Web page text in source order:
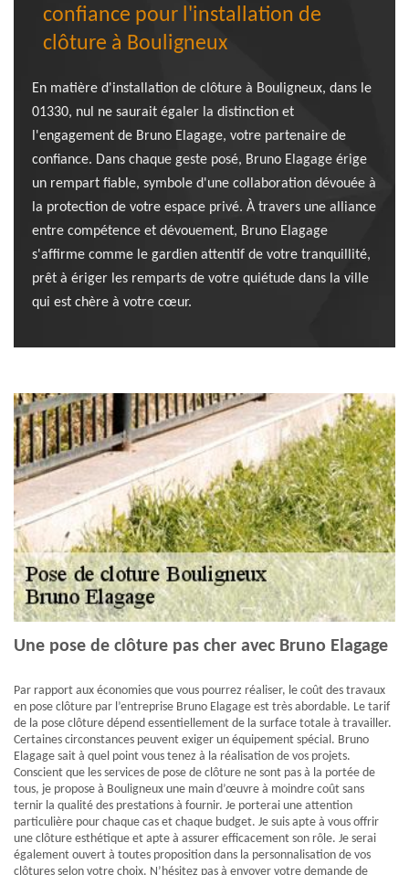
confiance pour l'installation de
clôture à Bouligneux
En matière d'installation de clôture à Bouligneux, dans le
01330, nul ne saurait égaler la distinction et
l'engagement de Bruno Elagage, votre partenaire de
confiance. Dans chaque geste posé, Bruno Elagage érige
un rempart fiable, symbole d'une collaboration dévouée à
la protection de votre espace privé. À travers une alliance
entre compétence et dévouement, Bruno Elagage
s'affirme comme le gardien attentif de votre tranquillité,
prêt à ériger les remparts de votre quiétude dans la ville
qui est chère à votre cœur.
Une pose de clôture pas cher avec Bruno Elagage
Par rapport aux économies que vous pourrez réaliser, le coût des travaux
en pose clôture par l’entreprise Bruno Elagage est très abordable. Le tarif
de la pose clôture dépend essentiellement de la surface totale à travailler.
Certaines circonstances peuvent exiger un équipement spécial. Bruno
Elagage sait à quel point vous tenez à la réalisation de vos projets.
Conscient que les services de pose de clôture ne sont pas à la portée de
tous, je propose à Bouligneux une main d’œuvre à moindre coût sans
ternir la qualité des prestations à fournir. Je porterai une attention
particulière pour chaque cas et chaque budget. Je suis apte à vous offrir
une clôture esthétique et apte à assurer efficacement son rôle. Je serai
également ouvert à toutes proposition dans la personnalisation de vos
clôtures selon votre choix. N’hésitez pas à envoyer votre demande de